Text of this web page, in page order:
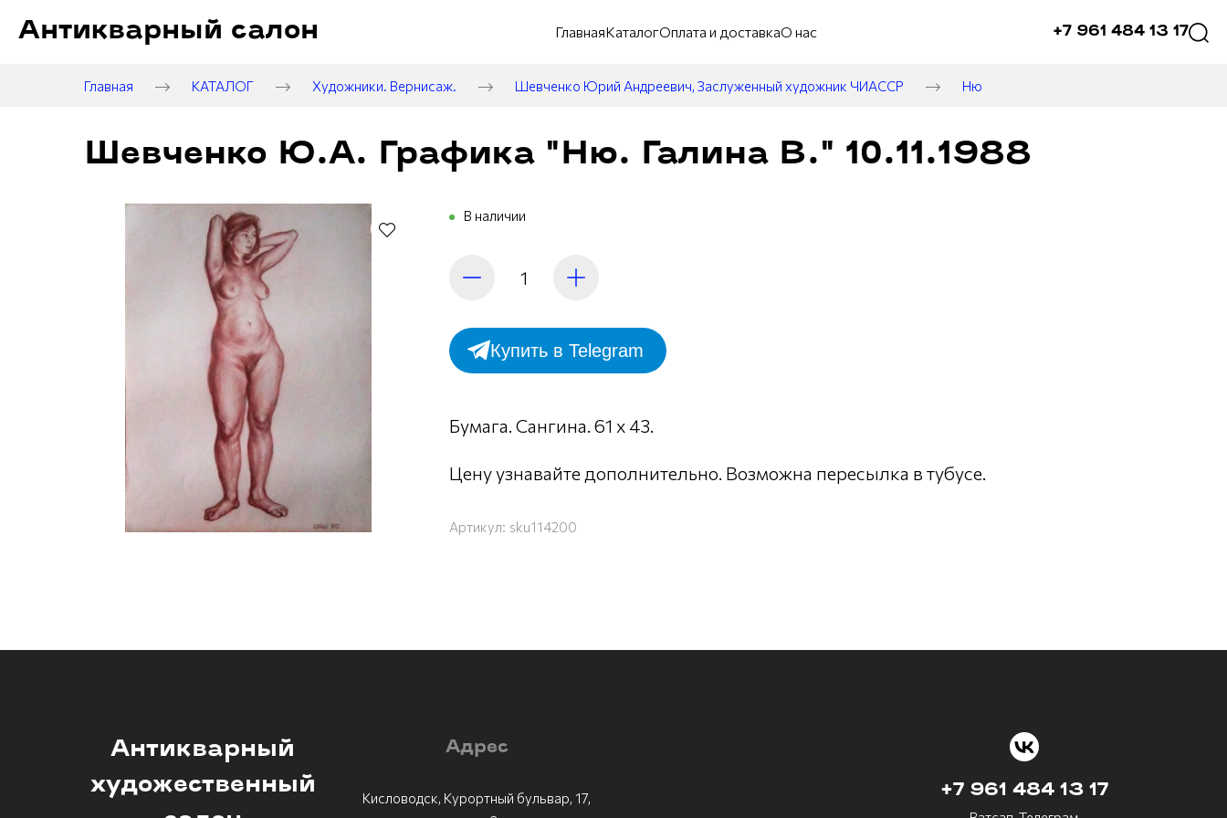
Антикварный салон ГлавнаяКаталогОплата и доставкаО нас +7 961 484 13 17
Главная КАТАЛОГ Художники. Вернисаж. Шевченко Юрий Андреевич, Заслуженный художник ЧИАССР Ню
Шевченко Ю.А. Графика "Ню. Галина В." 10.11.1988
В наличии
Купить в Telegram
Бумага. Сангина. 61 х 43.
Цену узнавайте дополнительно. Возможна пересылка в тубусе.
Артикул: sku114200
Антикварный
художественный
Адрес
Кисловодск, Курортный бульвар, 17,
+7 961 484 13 17